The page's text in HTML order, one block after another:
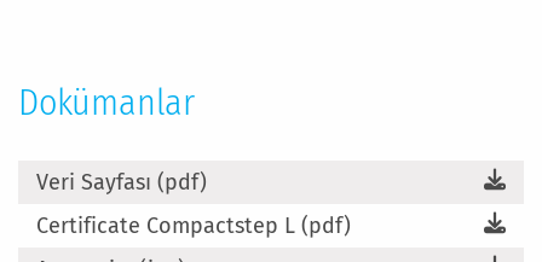
Dokümanlar
Veri Sayfası (pdf)
Certificate Compactstep L (pdf)